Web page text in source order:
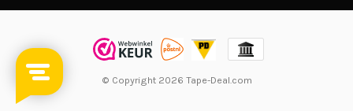
© Copyright 2026 Tape-Deal.com